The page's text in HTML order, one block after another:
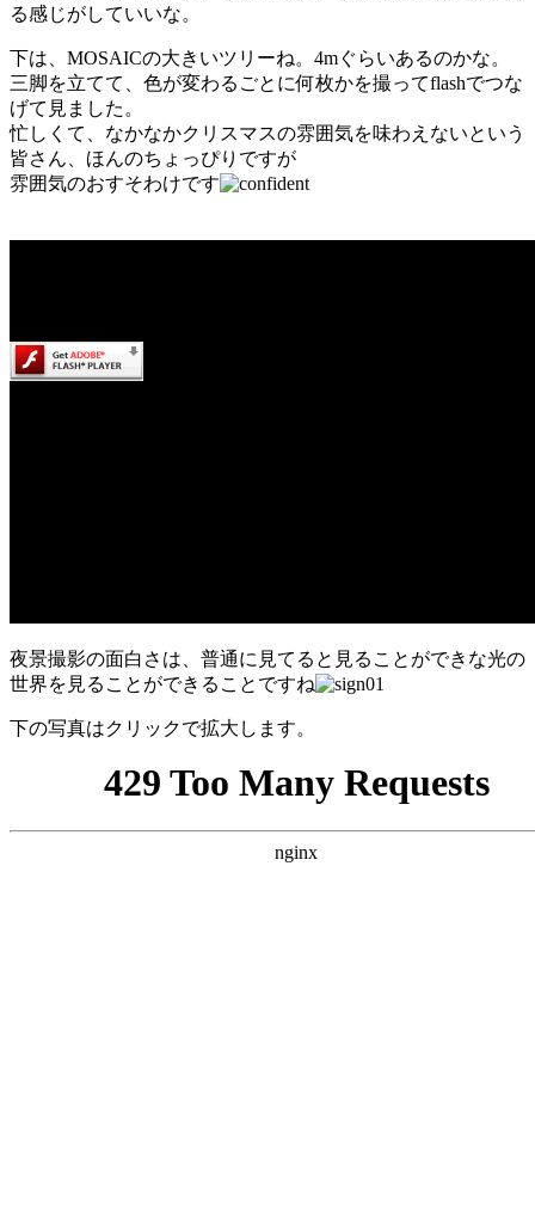
る感じがしていいな。
下は、MOSAICの大きいツリーね。4mぐらいあるのかな。
三脚を立てて、色が変わるごとに何枚かを撮ってflashでつな
げて見ました。
忙しくて、なかなかクリスマスの雰囲気を味わえないという
皆さん、ほんのちょっぴりですが
雰囲気のおすそわけです
夜景撮影の面白さは、普通に見てると見ることができな光の
世界を見ることができることですね
下の写真はクリックで拡大します。